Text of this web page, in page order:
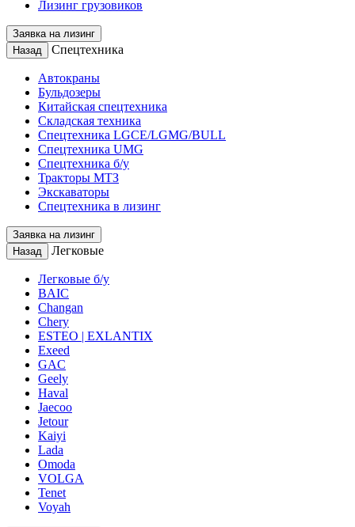
Лизинг грузовиков
Заявка на лизинг
Назад
Спецтехника
Автокраны
Бульдозеры
Китайская спецтехника
Складская техника
Спецтехника LGCE/LGMG/BULL
Спецтехника UMG
Спецтехника б/у
Тракторы МТЗ
Экскаваторы
Спецтехника в лизинг
Заявка на лизинг
Назад
Легковые
Легковые б/у
BAIC
Changan
Chery
ESTEO | EXLANTIX
Exeed
GAC
Geely
Haval
Jaecoo
Jetour
Kaiyi
Lada
Omoda
VOLGA
Tenet
Voyah